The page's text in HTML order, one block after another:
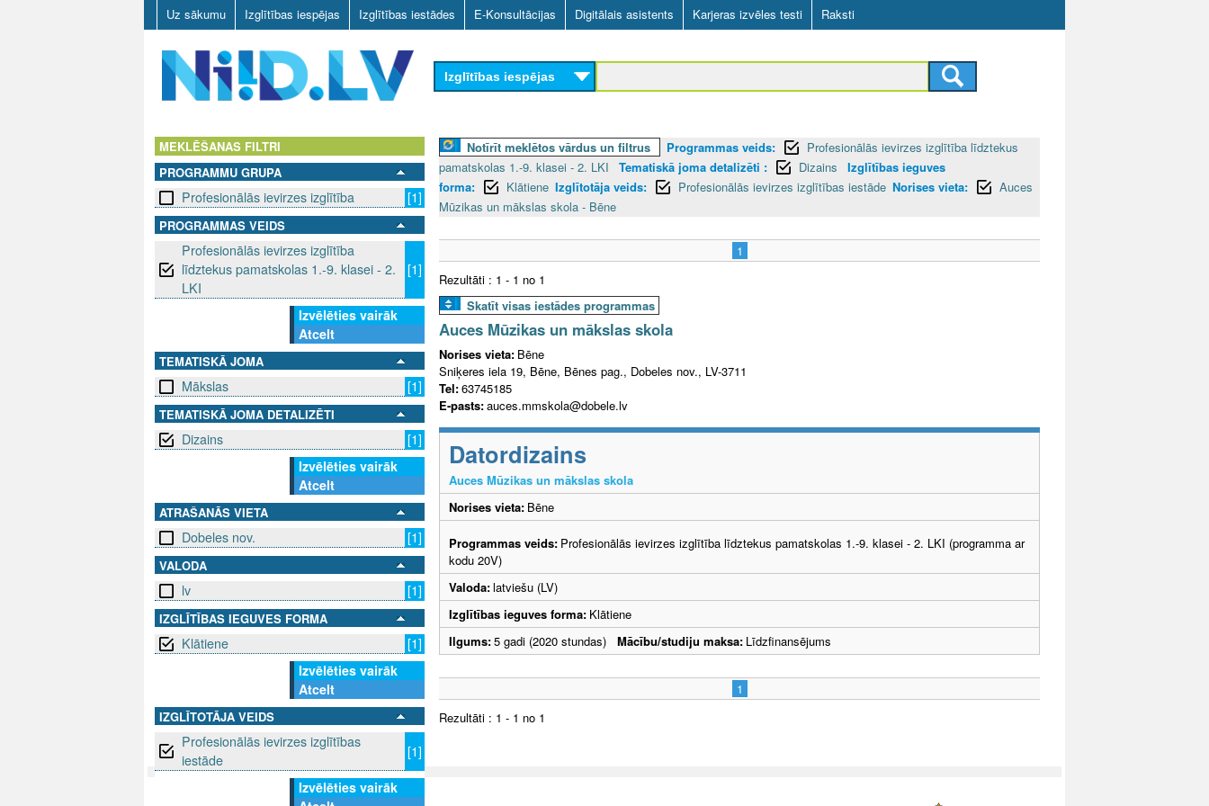
Skip
to
main
content
Uz sākumu Izglītības iespējas Izglītības iestādes E-Konsultācijas Digitālais asistents Karjeras izvēles testi Raksti
D
L
Izglītības iespējas
MEKLĒŠANAS FILTRI
PROGRAMMU GRUPA
Profesionālās ievirzes izglītība [1]
PROGRAMMAS VEIDS
Profesionālās ievirzes izglītība
līdztekus pamatskolas 1.-9. klasei - 2.
LKI
[1]
Izvēlēties vairāk
Atcelt
TEMATISKĀ JOMA
Mākslas [1]
TEMATISKĀ JOMA DETALIZĒTI
Dizains
[1]
Izvēlēties vairāk
Atcelt
ATRAŠANĀS VIETA
Dobeles nov. [1]
VALODA
lv [1]
IZGLĪTĪBAS IEGUVES FORMA
Klātiene
[1]
Izvēlēties vairāk
Atcelt
IZGLĪTOTĀJA VEIDS
Profesionālās ievirzes izglītības
iestāde
[1]
Izvēlēties vairāk
Notīrīt meklētos vārdus un filtrus Programmas veids:
Profesionālās ievirzes izglītība līdztekus
pamatskolas 1.-9. klasei - 2. LKI
Tematiskā joma detalizēti : Dizains
Izglītības ieguves
forma:
Klātiene Izglītotāja veids: Profesionālās ievirzes izglītības iestāde Norises vieta:
Auces
Mūzikas un mākslas skola - Bēne
1
Rezultāti : 1 - 1 no 1
Skatīt visas iestādes programmas
Auces Mūzikas un mākslas skola
Norises vieta: Bēne
Sniķeres iela 19, Bēne, Bēnes pag., Dobeles nov., LV-3711
Tel:63745185
E-pasts:auces.mmskola@dobele.lv
Datordizains
Auces Mūzikas un mākslas skola
Norises vieta: Bēne
Programmas veids: Profesionālās ievirzes izglītība līdztekus pamatskolas 1.-9. klasei - 2. LKI (programma ar
kodu 20V)
Valoda:latviešu (LV)
Izglītības ieguves forma: Klātiene
Ilgums:5 gadi (2020 stundas) Mācību/studiju maksa: Līdzfinansējums
1
Rezultāti : 1 - 1 no 1